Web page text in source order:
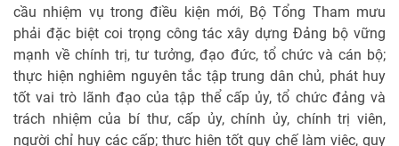
cầu nhiệm vụ trong điều kiện mới, Bộ Tổng Tham mưu
phải đặc biệt coi trọng công tác xây dựng Đảng bộ vững
mạnh về chính trị, tư tưởng, đạo đức, tổ chức và cán bộ;
thực hiện nghiêm nguyên tắc tập trung dân chủ, phát huy
tốt vai trò lãnh đạo của tập thể cấp ủy, tổ chức đảng và
trách nhiệm của bí thư, cấp ủy, chính ủy, chính trị viên,
người chỉ huy các cấp; thực hiện tốt quy chế làm việc, quy